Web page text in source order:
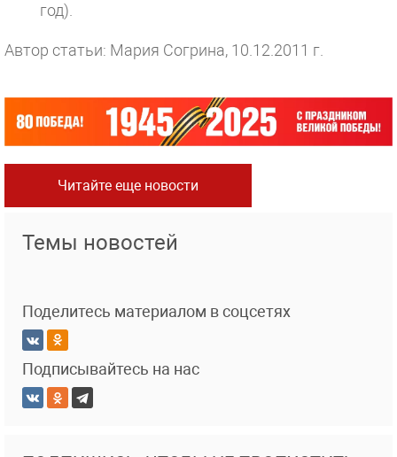
год).
Автор статьи: Мария Согрина, 10.12.2011 г.
Читайте еще новости
Темы новостей
Поделитесь материалом в соцсетях
Подписывайтесь на нас